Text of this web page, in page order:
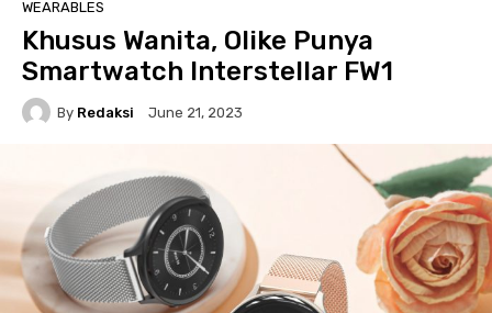
WEARABLES
Khusus Wanita, Olike Punya
Smartwatch Interstellar FW1
By Redaksi June 21, 2023